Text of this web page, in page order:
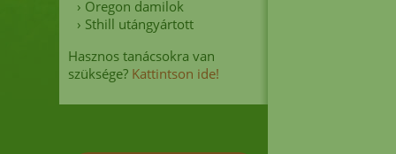
› Oregon damilok
› Sthill utángyártott
Hasznos tanácsokra van
szüksége? Kattintson ide!